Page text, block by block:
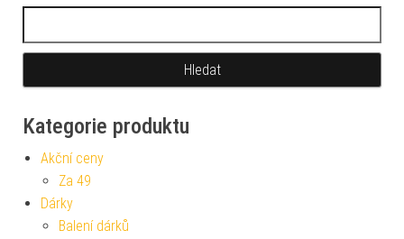
Kategorie produktu
Akční ceny
Za 49
Dárky
Balení dárků